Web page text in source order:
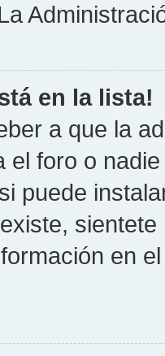
en la lista!
a que la
el foro o
puede
en